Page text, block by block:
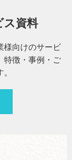
ス資料
様向けのサービ
特徴・事例・ご